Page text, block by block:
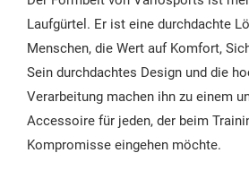
Laufgürtel. Er ist eine durchdachte
Menschen, die Wert auf Komfort,
Sein durchdachtes Design und die
Verarbeitung machen ihn zu einem
Accessoire für jeden, der beim
Kompromisse eingehen möchte.